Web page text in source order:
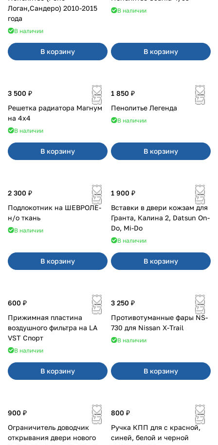
Логан,Сандеро) 2010-2015
года
В наличии
В корзину
В наличии
В корзину
3 500 ₽
Решетка радиатора Магнум
на 4х4
В наличии
В корзину
1 850 ₽
Пенолитье Легенда
В наличии
В корзину
2 300 ₽
Подлокотник на ШЕВРОЛЕ-
н/о ткань
В наличии
В корзину
1 900 ₽
Вставки в двери кожзам для
Гранта, Калина 2, Datsun On-
Do, Mi-Do
В наличии
В корзину
600 ₽
Прижимная пластина
воздушного фильтра на LA
VST Спорт
В наличии
В корзину
3 250 ₽
Противотуманные фары NS-
730 для Nissan X-Trail
В наличии
В корзину
900 ₽
Ограничитель доводчик
открывания двери нового
800 ₽
Ручка КПП для с красной,
синей, белой и черной